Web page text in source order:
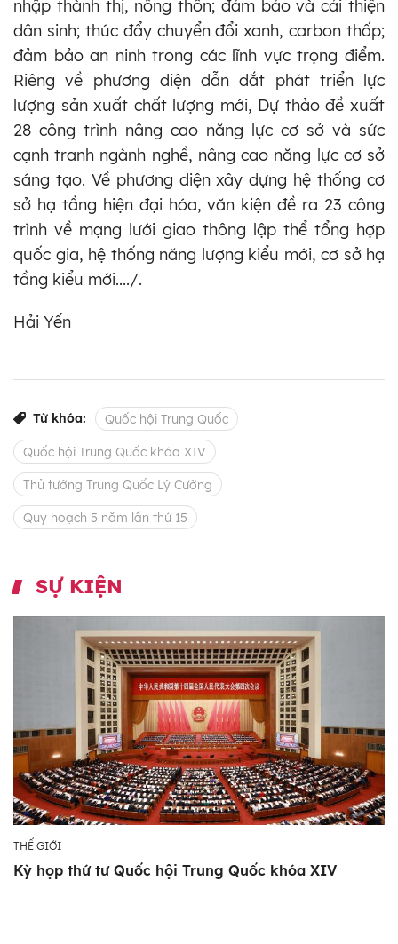
nhập thành thị, nông thôn; đảm bảo và cải thiện
dân sinh; thúc đẩy chuyển đổi xanh, carbon thấp;
đảm bảo an ninh trong các lĩnh vực trọng điểm.
Riêng về phương diện dẫn dắt phát triển lực
lượng sản xuất chất lượng mới, Dự thảo đề xuất
28 công trình nâng cao năng lực cơ sở và sức
cạnh tranh ngành nghề, nâng cao năng lực cơ sở
sáng tạo. Về phương diện xây dựng hệ thống cơ
sở hạ tầng hiện đại hóa, văn kiện đề ra 23 công
trình về mạng lưới giao thông lập thể tổng hợp
quốc gia, hệ thống năng lượng kiểu mới, cơ sở hạ
tầng kiểu mới..../.
Hải Yến
Từ khóa: Quốc hội Trung Quốc
Quốc hội Trung Quốc khóa XIV
Thủ tướng Trung Quốc Lý Cường
Quy hoạch 5 năm lần thứ 15
SỰ KIỆN
THẾ GIỚI
Kỳ họp thứ tư Quốc hội Trung Quốc khóa XIV